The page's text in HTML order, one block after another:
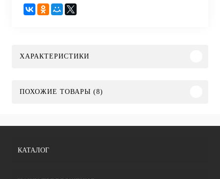
ХАРАКТЕРИСТИКИ
ПОХОЖИЕ ТОВАРЫ (8)
КАТАЛОГ